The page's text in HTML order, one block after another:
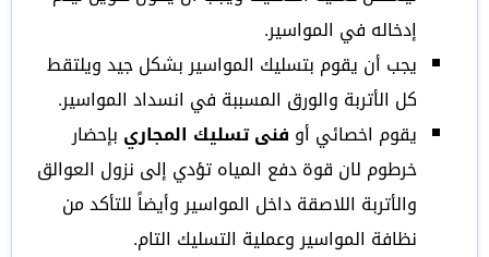
إدخاله في المواسير.
يجب أن يقوم بتسليك المواسير بشكل جيد ويلتقط
كل الأتربة والورق المسببة في انسداد المواسير.
يقوم اخصائي أو فنى تسليك المجاري بإحضار
خرطوم لان قوة دفع المياه تؤدي إلى نزول العوالق
والأتربة اللاصقة داخل المواسير وأيضاً للتأكد من
نظافة المواسير وعملية التسليك التام.